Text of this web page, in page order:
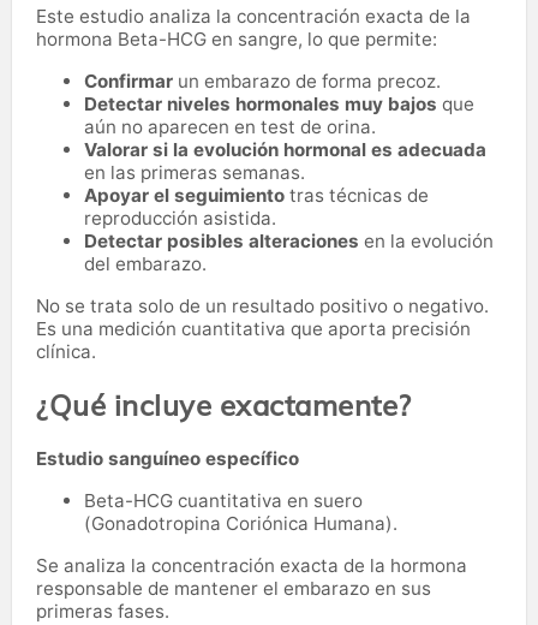
Este estudio analiza la concentración exacta de la
hormona Beta-HCG en sangre, lo que permite:
Confirmar un embarazo de forma precoz.
Detectar niveles hormonales muy bajos que
aún no aparecen en test de orina.
Valorar si la evolución hormonal es adecuada
en las primeras semanas.
Apoyar el seguimiento tras técnicas de
reproducción asistida.
Detectar posibles alteraciones en la evolución
del embarazo.
No se trata solo de un resultado positivo o negativo.
Es una medición cuantitativa que aporta precisión
clínica.
¿Qué incluye exactamente?
Estudio sanguíneo específico
Beta-HCG cuantitativa en suero
(Gonadotropina Coriónica Humana).
Se analiza la concentración exacta de la hormona
responsable de mantener el embarazo en sus
primeras fases.